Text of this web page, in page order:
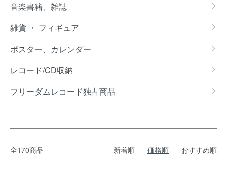
音楽書籍、雑誌
雑貨 ・ フィギュア
ポスター、カレンダー
レコード/CD収納
フリーダムレコード独占商品
全170商品 新着順 価格順 おすすめ順